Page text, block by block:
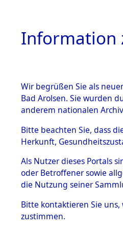
BESTÄNDE
Inhaftierungsdoku
mente
5. Verschiedenes
Todesmärsche
5.3.1 Alliierte
Information
Wir begrüßen Sie als
Bad Arolsen. Sie wurden
anderem nationalen
Bitte beachten Sie, dass
Herkunft,
Als Nutzer dieses Portals
oder Betroffener sowie
die Nutzung seiner
Bitte kontaktieren Sie
zustimmen.